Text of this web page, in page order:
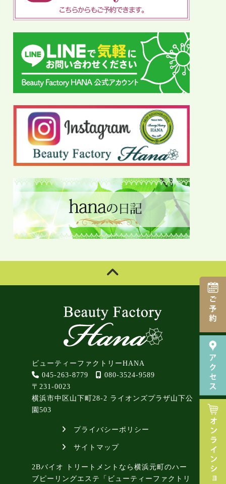
ビューティーファクトリーHANA
045-263-8779
080-3524-9589
〒231-0023
横浜市中区山下町28-2 ライオンズプラザ山下公
園503
プライバシーポリシー
サイトマップ
2Bバイオ トリートメントなら横浜元町のハー
ブピーリングエステ「ビューティーファクトリ